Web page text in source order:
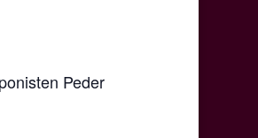
Peder